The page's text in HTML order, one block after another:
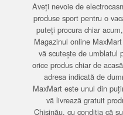
Aveți nevoie de
produse sport pentru o
puteți procura chiar
Magazinul online
vă scutește de umblatul
orice produs chiar de
adresa indicată de
MaxMart este unul din
vă livrează gratuit
Chișinău, cu condiția că